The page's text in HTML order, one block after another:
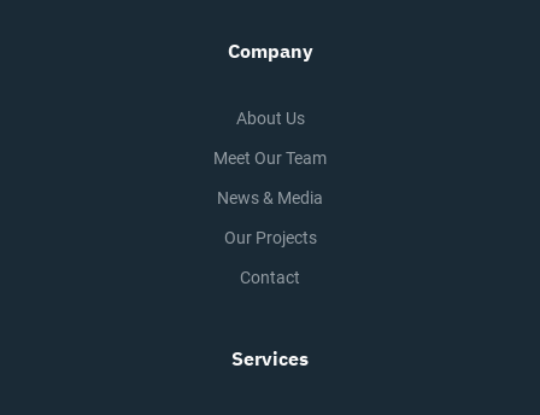
Company
About Us
Meet Our Team
News & Media
Our Projects
Contact
Services